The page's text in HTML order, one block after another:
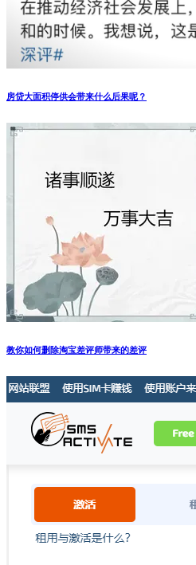
房贷大面积停供会带来什么后果呢？
教你如何删除淘宝差评师带来的差评